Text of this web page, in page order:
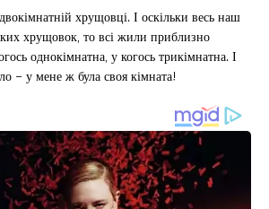
хрущовці. І оскільки весь наш
хрущовок, то всі жили приблизно
однокімнатна, у когось трикімнатна. І
– у мене ж була своя кімната!